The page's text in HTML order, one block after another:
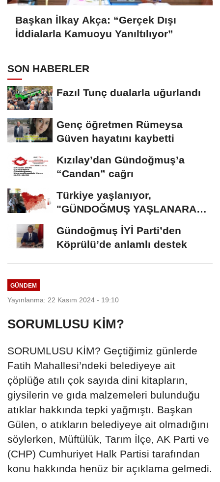
Başkan İlkay Akça: “Gerçek Dışı
İddialarla Kamuoyu Yanıltılıyor”
SON HABERLER
Fazıl Tunç dualarla uğurlandı
Genç öğretmen Rümeysa
Güven hayatını kaybetti
Kızılay’dan Gündoğmuş’a
“Candan” cağrı
Türkiye yaşlanıyor,
"GÜNDOĞMUŞ YAŞLANARAK
Gündoğmuş İYİ Parti’den
Köprülü’de anlamlı destek
GÜNDEM
Yayınlanma: 22 Kasım 2024 - 19:10
SORUMLUSU KİM?
SORUMLUSU KİM? Geçtiğimiz günlerde
Fatih Mahallesi’ndeki belediyeye ait
çöplüğe atılı çok sayıda dini kitapların,
giysilerin ve gıda malzemeleri bulunduğu
atıklar hakkında tepki yağmıştı. Başkan
Gülen, o atıkların belediyeye ait olmadığını
söylerken, Müftülük, Tarım İlçe, AK Parti ve
(CHP) Cumhuriyet Halk Partisi tarafından
konu hakkında henüz bir açıklama gelmedi.